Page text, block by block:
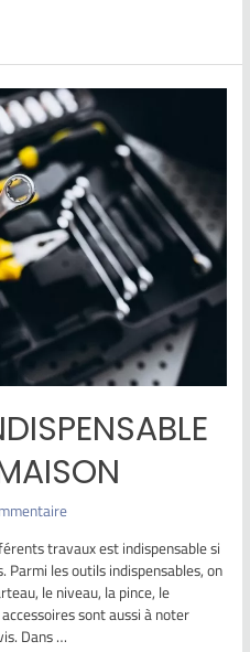
travaux est indispensable si
Parmi les outils indispensables, on
le niveau, la pince, le
sont aussi à noter
Dans …